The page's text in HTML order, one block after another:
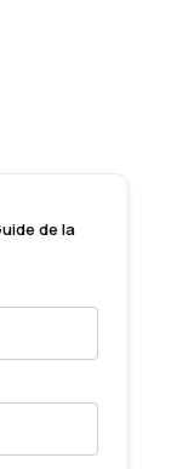
de la